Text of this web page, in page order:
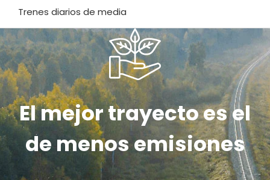
Trenes diarios de media
El mejor trayecto es el
de menos emisiones